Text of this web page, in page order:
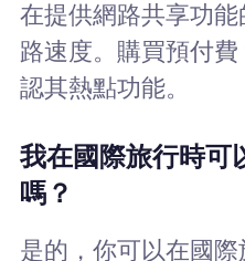
在提供網路共享功
路速度。購買預付
認其熱點功能。
我在國際旅行時可
嗎？
是的，你可以在國